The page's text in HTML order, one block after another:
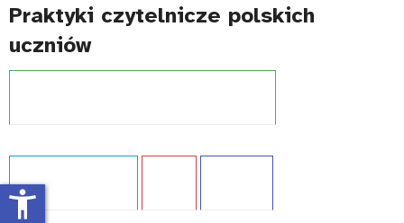
Praktyki czytelnicze polskich
uczniów
accessibility_new